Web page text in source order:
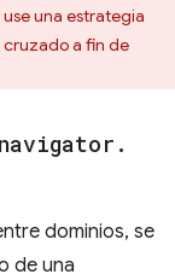
una estrategia
cruzado a fin de
navigator .
dominios, se
de una